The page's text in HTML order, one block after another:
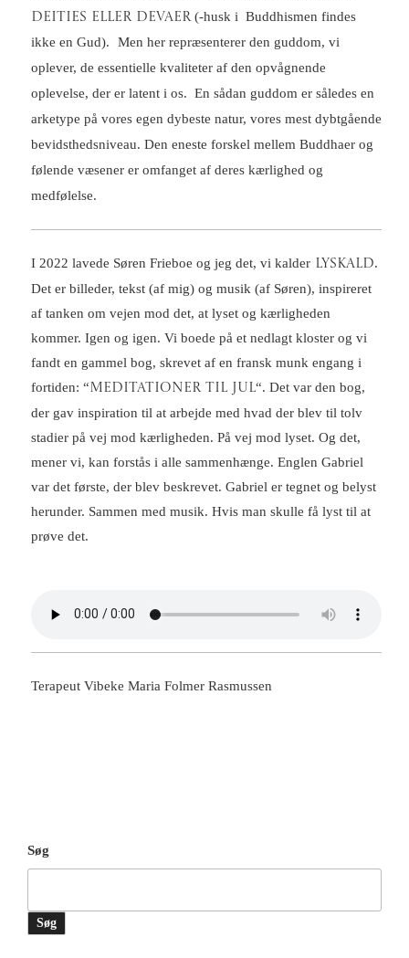
DEITIES eller DEVAER (-husk i Buddhismen findes
ikke en Gud).
Men her repræsenterer den guddom, vi
oplever, de essentielle kvaliteter af den opvågnende
oplevelse, der er latent i os. En sådan guddom er således en
arketype på vores egen dybeste natur, vores mest dybtgående
bevidsthedsniveau. Den eneste forskel mellem Buddhaer og
følende væsener er omfanget af deres kærlighed og
medfølelse.
I 2022 lavede Søren Frieboe og jeg det, vi kalderLYSKALD.
Det er billeder, tekst (af mig) og musik (af Søren), inspireret
af tanken om vejen mod det, at lyset og kærligheden
kommer. Igen og igen. Vi boede på et nedlagt kloster og vi
fandt en gammel bog, skrevet af en fransk munk engang i
fortiden: “MEDITATIONER til JUL“. Det var den bog,
der gav inspiration til at arbejde med hvad der blev til tolv
stadier på vej mod kærligheden. På vej mod lyset. Og det,
mener vi, kan forstås i alle sammenhænge. Englen Gabriel
var det første, der blev beskrevet. Gabriel er tegnet og belyst
herunder. Sammen med musik. Hvis man skulle få lyst til at
prøve det.
Terapeut Vibeke Maria Folmer Rasmussen
Søg
Søg